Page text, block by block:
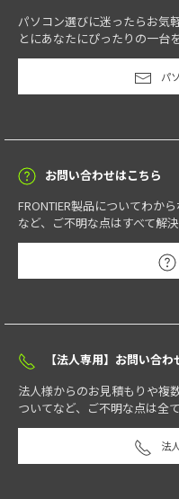
パソコン選びに迷ったらお気
とにあなたにぴったりの一台
パ
お問い合わせはこちら
FRONTIER製品についてわか
など、ご不明な点はすべて解決
【法人専用】お問い合わ
法人様からのお見積もりや複
ついてなど、ご不明な点は全
法